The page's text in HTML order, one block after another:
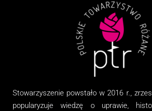
Stowarzyszenie powstało w 2016 r.,
popularyzuje wiedzę o uprawie,